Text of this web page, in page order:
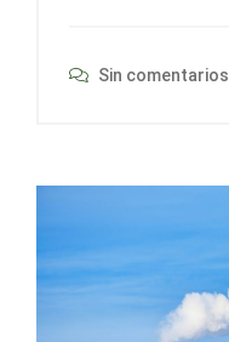
Sin comentarios